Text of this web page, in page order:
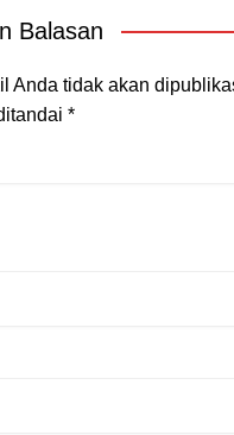
Balasan
Anda tidak akan
*